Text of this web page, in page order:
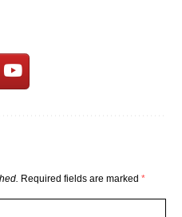
Required fields are marked *